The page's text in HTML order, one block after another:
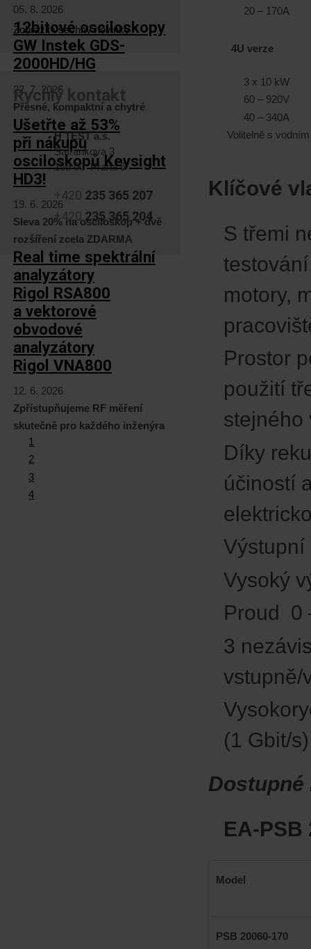
20 – 170A
4U verze
3 x 10
60 – 920V
40 – 340A
Volitelně s
Klíčové
S třemi
motory,
Prostor
použití
stejného
Díky
účiností
Vysoký
Proud 0
3
vstupně/
(1 Gbit/
Dostupné
EA-PSB
Model
PSB 20060-170
05. 8. 2026
12bitové osciloskopy
GW Instek GDS-
2000HD/HG
22. 7. 2026
Přesné, kompaktní a chytré
Ušetřte až 53%
při nákupu
osciloskopů Keysight
HD3!
19. 6. 2026
Sleva 20% na osciloskop + dvě
rozšíření zcela ZDARMA
Real time spektrální
analyzátory
Rigol RSA800
a vektorové
obvodové
analyzátory
Rigol VNA800
12. 6. 2026
Zpřístupňujeme RF měření
skutečně pro každého inženýra
1
2
3
4
Zobrazit všechny novinky
Rychlý kontakt
H TEST a.s.
Šafránkova 3
155 00 Praha 5
+420 235 365 207
+420 235 365 204